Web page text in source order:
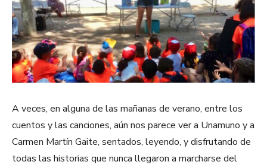
A veces, en alguna de las mañanas de verano, entre los
cuentos y las canciones, aún nos parece ver a Unamuno y a
Carmen Martín Gaite, sentados, leyendo, y disfrutando de
todas las historias que nunca llegaron a marcharse del